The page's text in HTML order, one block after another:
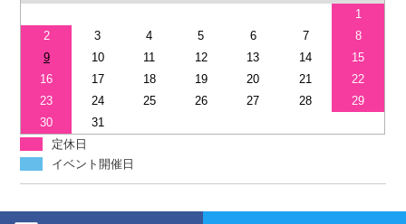
1
2
3 4 5 6 7
8
9
10 11 12 13 14
15
16
17 18 19 20 21
22
23
24 25 26 27 28
29
30
31
定休日
イベント開催日